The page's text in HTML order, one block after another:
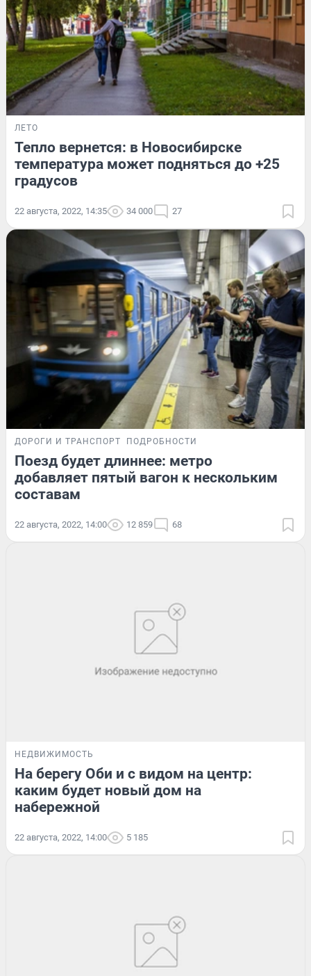
ЛЕТО
Тепло вернется: в Новосибирске
температура может подняться до +25
градусов
22 августа, 2022, 14:35 34 000 27
ДОРОГИ И ТРАНСПОРТ ПОДРОБНОСТИ
Поезд будет длиннее: метро
добавляет пятый вагон к нескольким
составам
22 августа, 2022, 14:00 12 859 68
НЕДВИЖИМОСТЬ
На берегу Оби и с видом на центр:
каким будет новый дом на
набережной
22 августа, 2022, 14:00 5 185